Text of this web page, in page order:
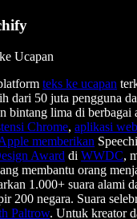
Ucapan
teks ke ucapan
dari 50 juta pengguna
bintang lima di berbagai
Chrome, aplikasi web
memberikan
Award di WWDC,
membantu orang
1.000+ suara alami
200 negara. Suara
Paltrow. Untuk kreator